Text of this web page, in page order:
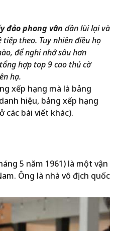
đảo phong vân dần lùi lại và
theo. Tuy nhiên điều họ
để nghi nhớ sâu hơn
hợp top 9 cao thủ cờ
hạ.
xếp hạng mà là bảng
hiệu, bảng xếp hạng
các bài viết khác).
5 năm 1961) là một vận
Ông là nhà vô địch quốc